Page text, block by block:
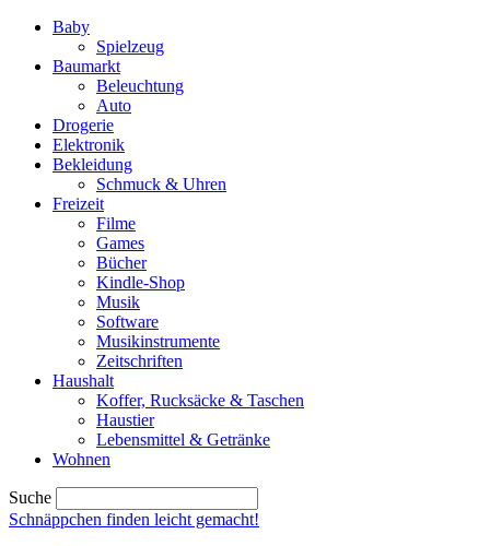
Baby
Spielzeug
Baumarkt
Beleuchtung
Auto
Drogerie
Elektronik
Bekleidung
Schmuck & Uhren
Freizeit
Filme
Games
Bücher
Kindle-Shop
Musik
Software
Musikinstrumente
Zeitschriften
Haushalt
Koffer, Rucksäcke & Taschen
Haustier
Lebensmittel & Getränke
Wohnen
Suche
Schnäppchen finden leicht gemacht!